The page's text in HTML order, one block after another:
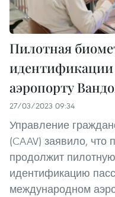
Пилотная
идентификации
аэропорту
27/03/2023 09:34
Управление
(CAAV) заявило, что
продолжит
идентификацию
международном